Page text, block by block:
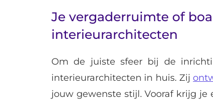
Je vergaderruimte of
interieurarchitecten
Om de juiste sfeer bij de
interieurarchitecten in huis. Zij
jouw gewenste stijl. Vooraf krijg je